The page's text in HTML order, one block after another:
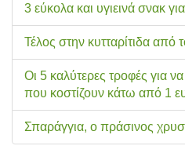
3 εύκολα και υγιεινά σνακ
Τέλος στην κυτταρίτιδα από
Οι 5 καλύτερες τροφές για
που κοστίζουν κάτω από 1
Σπαράγγια, ο πράσινος